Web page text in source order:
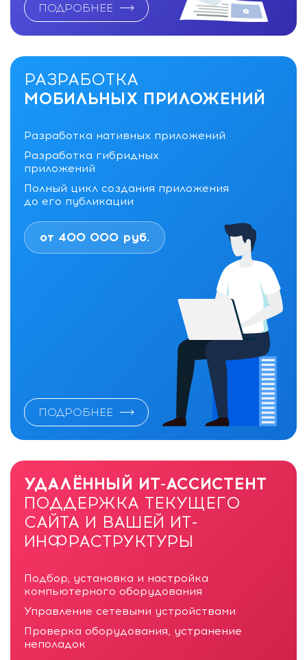
ПОДРОБНЕЕ
РАЗРАБОТКА
МОБИЛЬНЫХ ПРИЛОЖЕНИЙ
Разработка нативных приложений
Разработка гибридных
приложений
Полный цикл создания приложения
до его публикации
от 400 000 руб.
ПОДРОБНЕЕ
УДАЛЁННЫЙ ИТ-АССИСТЕНТ
ПОДДЕРЖКА ТЕКУЩЕГО
САЙТА И ВАШЕЙ ИТ-
ИНФРАСТРУКТУРЫ
Подбор, установка и настройка
компьютерного оборудования
Управление сетевыми устройствами
Проверка оборудования, устранение
неполадок